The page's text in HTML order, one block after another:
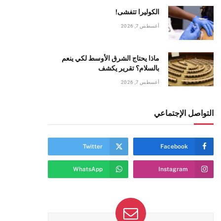
الكوليرا تتفشى!
أغسطس 7, 2026
ماذا يحتاج الشرق الأوسط لكي ينعم
بالسلام؟ تقرير يكشف
أغسطس 7, 2026
التواصل الإجتماعي
Facebook
Twitter
Instagram
WhatsApp